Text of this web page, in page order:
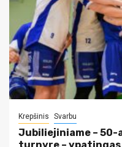
Krepšinis Svarbu
Jubiliejiniame – 50-